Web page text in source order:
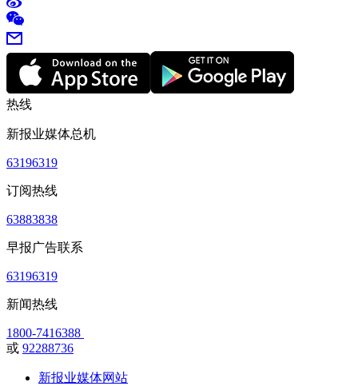
热线
新报业媒体总机
63196319
订阅热线
63883838
早报广告联系
63196319
新闻热线
1800-7416388
或 92288736
新报业媒体网站